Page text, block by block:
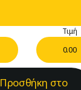
Τιμή
0.00
Προσθήκη στο